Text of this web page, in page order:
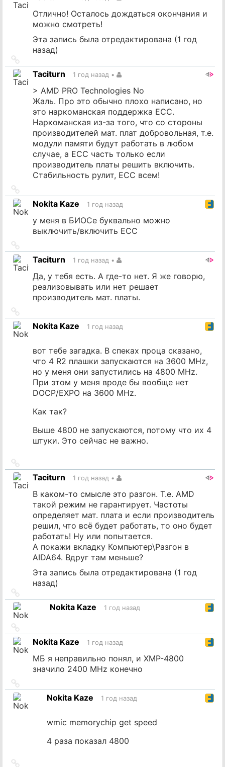
Отлично! Осталось дождаться окончания и
можно смотреть!
Эта запись была отредактирована (1 год
назад)
на
источник
Taciturn 1 год назад •
> AMD PRO Technologies No
Жаль. Про это обычно плохо написано, но
это наркоманская поддержка ECC.
Наркоманская из-за того, что со стороны
производителей мат. плат добровольная, т.е.
модули памяти будут работать в любом
случае, а ECC часть только если
производитель платы решить включить.
Стабильность рулит, ECC всем!
на
источник
Nokita Kaze 1 год назад
у меня в БИОСе буквально можно
выключить/включить ECC
на
источник
Taciturn 1 год назад •
Да, у тебя есть. А где-то нет. Я же говорю,
реализовывать или нет решает
производитель мат. платы.
на
источник
Nokita Kaze 1 год назад
вот тебе загадка. В спеках проца сказано,
что 4 R2 плашки запускаются на 3600 MHz,
но у меня они запустились на 4800 MHz.
При этом у меня вроде бы вообще нет
DOCP/EXPO на 3600 MHz.
Как так?
Выше 4800 не запускаются, потому что их 4
штуки. Это сейчас не важно.
на
источник
Taciturn 1 год назад •
В каком-то смысле это разгон. Т.е. AMD
такой режим не гарантирует. Частоты
определяет мат. плата и если производитель
решил, что всё будет работать, то оно будет
работать! Ну или попытается.
А покажи вкладку Компьютер\Разгон в
AIDA64. Вдруг там меньше?
Эта запись была отредактирована (1 год
назад)
на
источникNokita Kaze 1 год назад
на
источник
Nokita Kaze 1 год назад
МБ я неправильно понял, и XMP-4800
значило 2400 MHz конечно
на
источникNokita Kaze 1 год назад
wmic memorychip get speed
4 раза показал 4800